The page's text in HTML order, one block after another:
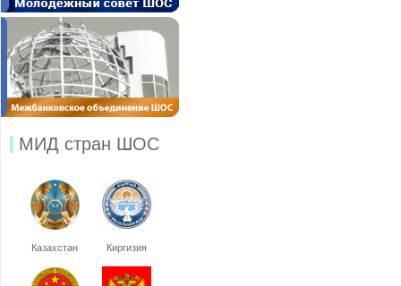
МИД стран ШОС
Казахстан Киргизия